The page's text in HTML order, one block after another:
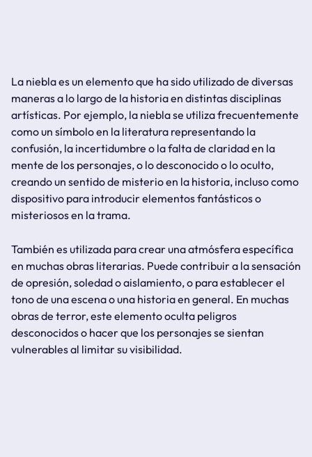
La niebla es un elemento que ha sido utilizado de diversas
maneras a lo largo de la historia en distintas disciplinas
artísticas. Por ejemplo, la niebla se utiliza frecuentemente
como un símbolo en la literatura representando la
confusión, la incertidumbre o la falta de claridad en la
mente de los personajes, o lo desconocido o lo oculto,
creando un sentido de misterio en la historia, incluso como
dispositivo para introducir elementos fantásticos o
misteriosos en la trama.
También es utilizada para crear una atmósfera específica
en muchas obras literarias. Puede contribuir a la sensación
de opresión, soledad o aislamiento, o para establecer el
tono de una escena o una historia en general. En muchas
obras de terror, este elemento oculta peligros
desconocidos o hacer que los personajes se sientan
vulnerables al limitar su visibilidad.